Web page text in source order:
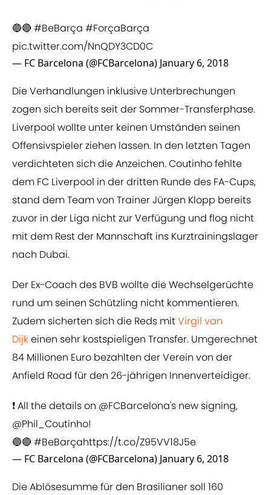
🔵🔴 #BeBarça #ForçaBarça
pic.twitter.com/NnQDY3CD0C
— FC Barcelona (@FCBarcelona) January 6, 2018
Die Verhandlungen inklusive Unterbrechungen
zogen sich bereits seit der Sommer-Transferphase.
Liverpool wollte unter keinen Umständen seinen
Offensivspieler ziehen lassen. In den letzten Tagen
verdichteten sich die Anzeichen. Coutinho fehlte
dem FC Liverpool in der dritten Runde des FA-Cups,
stand dem Team von Trainer Jürgen Klopp bereits
zuvor in der Liga nicht zur Verfügung und flog nicht
mit dem Rest der Mannschaft ins Kurztrainingslager
nach Dubai.
Der Ex-Coach des BVB wollte die Wechselgerüchte
rund um seinen Schützling nicht kommentieren.
Zudem sicherten sich die Reds mit​Virgil van
Dijkeinen sehr kostspieligen Transfer. Umgerechnet
84 Millionen Euro bezahlten der Verein von der
Anfield Road für den 26-jährigen Innenverteidiger.
❗ All the details on @FCBarcelona's new signing,
@Phil_Coutinho!
🔵🔴 #BeBarçahttps://t.co/Z95VV18J5e
— FC Barcelona (@FCBarcelona) January 6, 2018
Die Ablösesumme für den Brasilianer soll 160